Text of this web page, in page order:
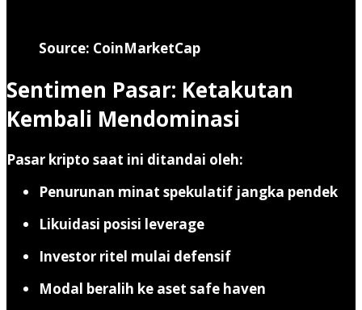
Source: CoinMarketCap
Sentimen Pasar: Ketakutan
Kembali Mendominasi
Pasar kripto saat ini ditandai oleh:
Penurunan minat spekulatif jangka pendek
Likuidasi posisi leverage
Investor ritel mulai defensif
Modal beralih ke aset safe haven